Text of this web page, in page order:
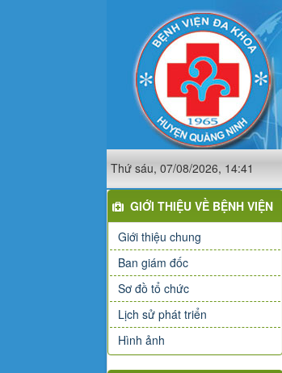
Thứ sáu, 07/08/2026, 14:41
GIỚI THIỆU VỀ BỆNH VIỆN
Giới thiệu chung
Ban giám đốc
Sơ đồ tổ chức
Lịch sử phát triển
Hình ảnh